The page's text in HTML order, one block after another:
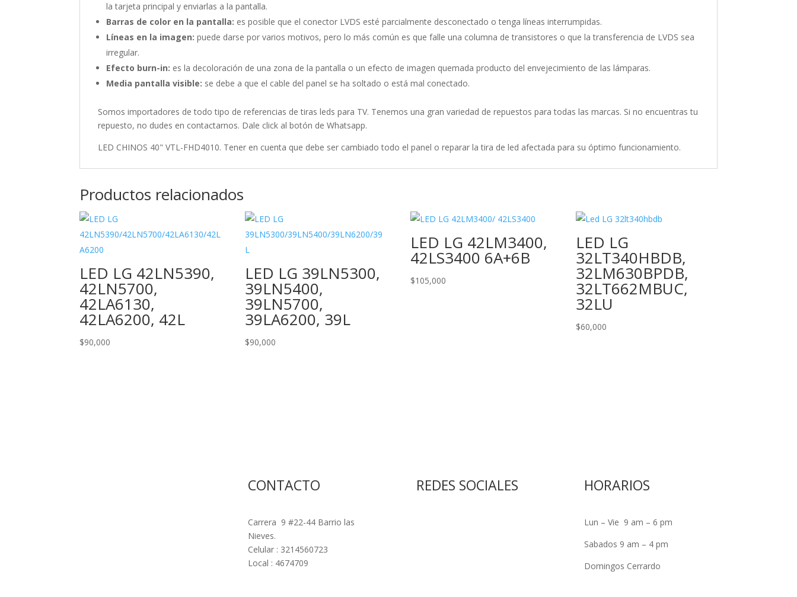
la tarjeta principal y enviarlas a la pantalla.
Barras de color en la pantalla: es posible que el conector LVDS esté parcialmente desconectado o tenga líneas interrumpidas.
Líneas en la imagen: puede darse por varios motivos, pero lo más común es que falle una columna de transistores o que la transferencia de LVDS sea
irregular.
Efecto burn-in: es la decoloración de una zona de la pantalla o un efecto de imagen quemada producto del envejecimiento de las lámparas.
Media pantalla visible: se debe a que el cable del panel se ha soltado o está mal conectado.
Somos importadores de todo tipo de referencias de tiras leds para TV. Tenemos una gran variedad de repuestos para todas las marcas. Si no encuentras tu
repuesto, no dudes en contactarnos. Dale click al botón de Whatsapp.
LED CHINOS 40" VTL-FHD4010. Tener en cuenta que debe ser cambiado todo el panel o reparar la tira de led afectada para su óptimo funcionamiento.
Productos relacionados
LED LG 42LN5390,
42LN5700,
42LA6130,
42LA6200, 42L
$90,000
LED LG 39LN5300,
39LN5400,
39LN5700,
39LA6200, 39L
$90,000
LED LG 42LM3400,
42LS3400 6A+6B
$105,000
LED LG
32LT340HBDB,
32LM630BPDB,
32LT662MBUC,
32LU
$60,000
CONTACTO
Carrera 9 #22-44 Barrio las
Nieves.
Celular : 3214560723
Local : 4674709
REDES SOCIALES HORARIOS
Lun – Vie 9 am – 6 pm
Sabados 9 am – 4 pm
Domingos Cerrardo